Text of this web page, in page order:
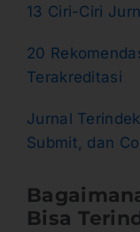
13 Ciri-Ciri
20
Terakreditasi
Jurnal
Submit, dan
Bisa